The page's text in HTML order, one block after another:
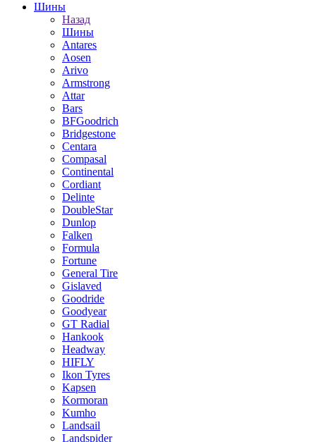
Шины
Назад
Шины
Antares
Aosen
Arivo
Armstrong
Attar
Bars
BFGoodrich
Bridgestone
Centara
Compasal
Continental
Cordiant
Delinte
DoubleStar
Dunlop
Falken
Formula
Fortune
General Tire
Gislaved
Goodride
Goodyear
GT Radial
Hankook
Headway
HIFLY
Ikon Tyres
Kapsen
Kormoran
Kumho
Landsail
Landspider